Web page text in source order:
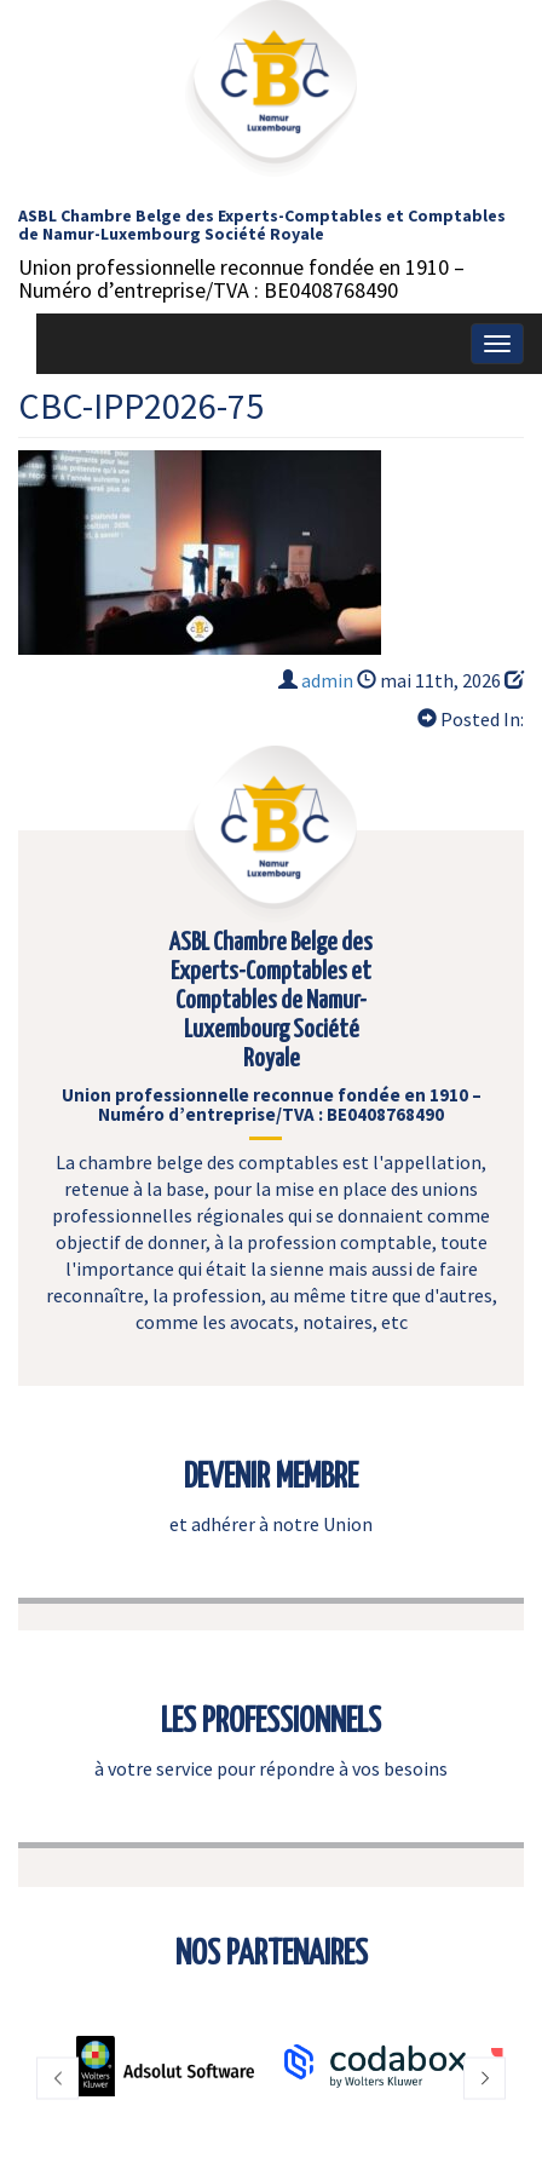
ASBL Chambre Belge des Experts-Comptables et Comptables
de Namur-Luxembourg Société Royale
Union professionnelle reconnue fondée en 1910 –
Numéro d’entreprise/TVA : BE0408768490
CBC-IPP2026-75
admin
mai 11th, 2026
Posted In:
ASBL Chambre Belge des
Experts-Comptables et
Comptables de Namur-
Luxembourg Société
Royale
Union professionnelle reconnue fondée en 1910 –
Numéro d’entreprise/TVA : BE0408768490
La chambre belge des comptables est l'appellation,
retenue à la base, pour la mise en place des unions
professionnelles régionales qui se donnaient comme
objectif de donner, à la profession comptable, toute
l'importance qui était la sienne mais aussi de faire
reconnaître, la profession, au même titre que d'autres,
comme les avocats, notaires, etc
DEVENIR MEMBRE
et adhérer à notre Union
LES PROFESSIONNELS
à votre service pour répondre à vos besoins
NOS PARTENAIRES